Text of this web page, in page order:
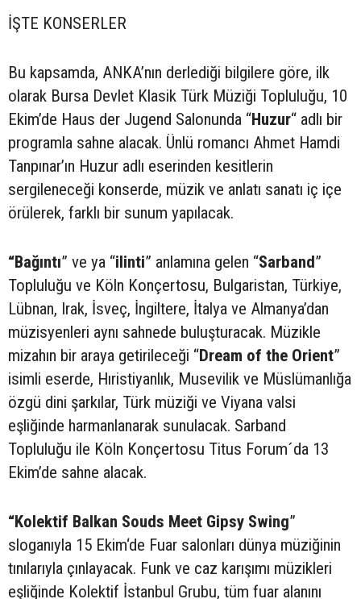
İŞTE KONSERLER
Bu kapsamda, ANKA’nın derlediği bilgilere göre, ilk
olarak Bursa Devlet Klasik Türk Müziği Topluluğu, 10
Ekim’de Haus der Jugend Salonunda “Huzur“ adlı bir
programla sahne alacak. Ünlü romancı Ahmet Hamdi
Tanpınar’ın Huzur adlı eserinden kesitlerin
sergileneceği konserde, müzik ve anlatı sanatı iç içe
örülerek, farklı bir sunum yapılacak.
“Bağıntı” ve ya “ilinti” anlamına gelen “Sarband”
Topluluğu ve Köln Konçertosu, Bulgaristan, Türkiye,
Lübnan, Irak, İsveç, İngiltere, İtalya ve Almanya’dan
müzisyenleri aynı sahnede buluşturacak. Müzikle
mizahın bir araya getirileceği “Dream of the Orient”
isimli eserde, Hıristiyanlık, Musevilik ve Müslümanlığa
özgü dini şarkılar, Türk müziği ve Viyana valsi
eşliğinde harmanlanarak sunulacak. Sarband
Topluluğu ile Köln Konçertosu Titus Forum´da 13
Ekim’de sahne alacak.
“Kolektif Balkan Souds Meet Gipsy Swing”
sloganıyla 15 Ekim‘de Fuar salonları dünya müziğinin
tınılarıyla çınlayacak. Funk ve caz karışımı müzikleri
eşliğinde Kolektif İstanbul Grubu, tüm fuar alanını